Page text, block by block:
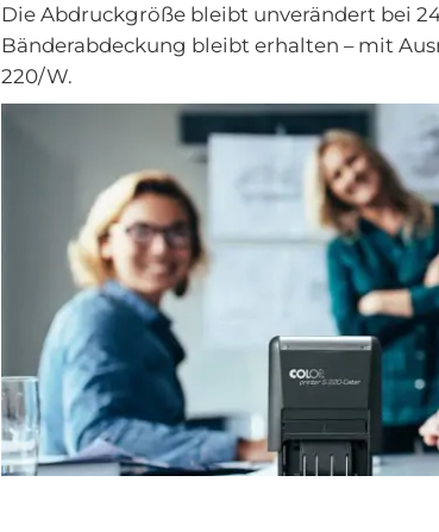
Die Abdruckgröße bleibt unverändert bei
Bänderabdeckung bleibt erhalten – mit
220/W.